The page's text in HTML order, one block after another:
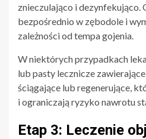
znieczulająco i dezynfekująco.
bezpośrednio w zębodole i
zależności od tempa gojenia.
W niektórych przypadkach
lub pasty lecznicze
ściągające lub regenerujące,
i ograniczają ryzyko nawrotu
Etap 3: Leczenie